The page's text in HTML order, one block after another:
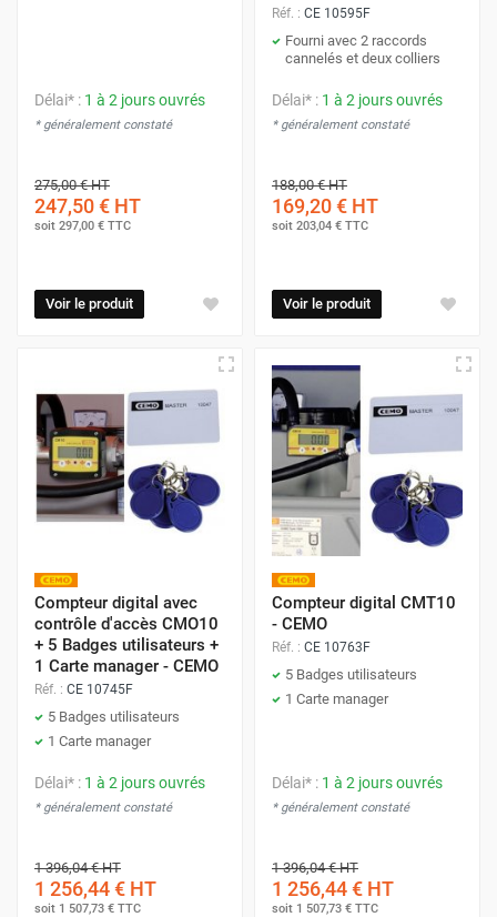
Délai* : 1 à 2 jours ouvrés
* généralement constaté
275,00 €HT
247,50 € HT
soit 297,00 € TTC
Voir le produit
Réf. : CE 10595F
Fourni avec 2 raccords
cannelés et deux colliers
Délai* : 1 à 2 jours ouvrés
* généralement constaté
188,00 €HT
169,20 € HT
soit 203,04 € TTC
Voir le produit
Compteur digital avec
contrôle d'accès CMO10
+ 5 Badges utilisateurs +
1 Carte manager - CEMO
Réf. : CE 10745F
5 Badges utilisateurs
1 Carte manager
Délai* : 1 à 2 jours ouvrés
* généralement constaté
1 396,04 €HT
1 256,44 € HT
soit 1 507,73 € TTC
Compteur digital CMT10
- CEMO
Réf. : CE 10763F
5 Badges utilisateurs
1 Carte manager
Délai* : 1 à 2 jours ouvrés
* généralement constaté
1 396,04 €HT
1 256,44 € HT
soit 1 507,73 € TTC